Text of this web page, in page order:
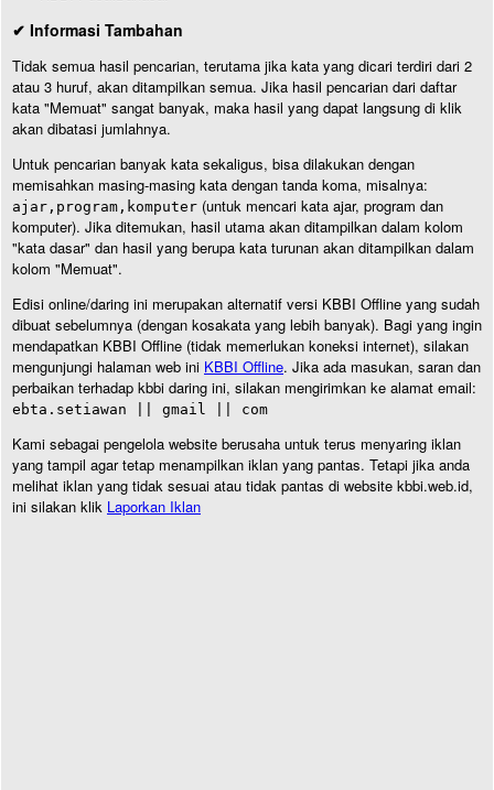
✔ Informasi Tambahan
Tidak semua hasil pencarian, terutama jika kata yang dicari terdiri dari 2
atau 3 huruf, akan ditampilkan semua. Jika hasil pencarian dari daftar
kata "Memuat" sangat banyak, maka hasil yang dapat langsung di klik
akan dibatasi jumlahnya.
Untuk pencarian banyak kata sekaligus, bisa dilakukan dengan
memisahkan masing-masing kata dengan tanda koma, misalnya:
ajar,program,komputer (untuk mencari kata ajar, program dan
komputer). Jika ditemukan, hasil utama akan ditampilkan dalam kolom
"kata dasar" dan hasil yang berupa kata turunan akan ditampilkan dalam
kolom "Memuat".
Edisi online/daring ini merupakan alternatif versi KBBI Offline yang sudah
dibuat sebelumnya (dengan kosakata yang lebih banyak). Bagi yang ingin
mendapatkan KBBI Offline (tidak memerlukan koneksi internet), silakan
mengunjungi halaman web ini KBBI Offline. Jika ada masukan, saran dan
perbaikan terhadap kbbi daring ini, silakan mengirimkan ke alamat email:
ebta.setiawan || gmail || com
Kami sebagai pengelola website berusaha untuk terus menyaring iklan
yang tampil agar tetap menampilkan iklan yang pantas. Tetapi jika anda
melihat iklan yang tidak sesuai atau tidak pantas di website kbbi.web.id,
ini silakan klik Laporkan Iklan